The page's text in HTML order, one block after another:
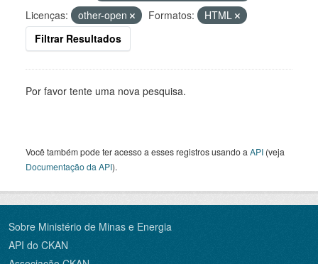
Licenças:
other-open Formatos:
HTML
Filtrar Resultados
Por favor tente uma nova pesquisa.
Você também pode ter acesso a esses registros usando a API (veja
Documentação da API).
Sobre Ministério de Minas e Energia
API do CKAN